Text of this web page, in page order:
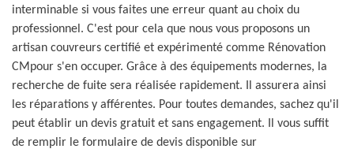
interminable si vous faites une erreur quant au choix du
professionnel. C'est pour cela que nous vous proposons un
artisan couvreurs certifié et expérimenté comme Rénovation
CMpour s'en occuper. Grâce à des équipements modernes, la
recherche de fuite sera réalisée rapidement. Il assurera ainsi
les réparations y afférentes. Pour toutes demandes, sachez qu'il
peut établir un devis gratuit et sans engagement. Il vous suffit
de remplir le formulaire de devis disponible sur